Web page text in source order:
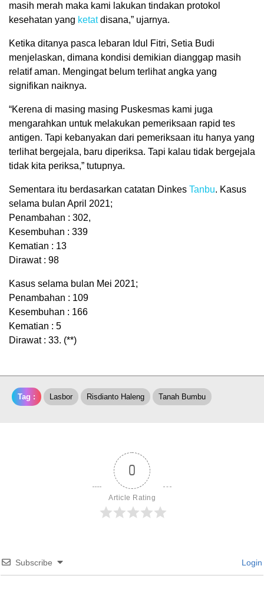
masih merah maka kami lakukan tindakan protokol
kesehatan yang ketatdisana,” ujarnya.
Ketika ditanya pasca lebaran Idul Fitri, Setia Budi
menjelaskan, dimana kondisi demikian dianggap masih
relatif aman. Mengingat belum terlihat angka yang
signifikan naiknya.
“Kerena di masing masing Puskesmas kami juga
mengarahkan untuk melakukan pemeriksaan rapid tes
antigen. Tapi kebanyakan dari pemeriksaan itu hanya yang
terlihat bergejala, baru diperiksa. Tapi kalau tidak bergejala
tidak kita periksa,” tutupnya.
Sementara itu berdasarkan catatan Dinkes Tanbu. Kasus
selama bulan April 2021;
Penambahan : 302,
Kesembuhan : 339
Kematian : 13
Dirawat : 98
Kasus selama bulan Mei 2021;
Penambahan : 109
Kesembuhan : 166
Kematian : 5
Dirawat : 33. (**)
Tag : Lasbor Risdianto Haleng Tanah Bumbu
0
Article Rating
Subscribe Login